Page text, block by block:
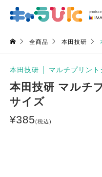
全商品 本田技研
本田技研 マルチプリント
本田技研 マルチ
サイズ
¥385(税込)